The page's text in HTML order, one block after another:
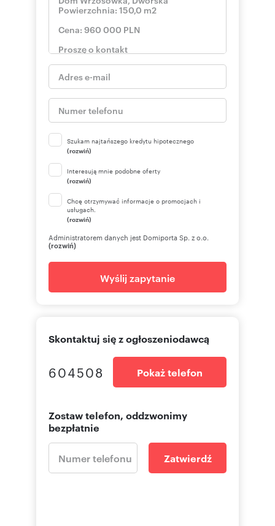
Szukam najtańszego kredytu hipotecznego
(rozwiń)
Interesują mnie podobne oferty
(rozwiń)
Chcę otrzymywać informacje o promocjach i
usługach.
(rozwiń)
Administratorem danych jest Domiporta Sp. z o.o.
(rozwiń)
Wyślij zapytanie
Skontaktuj się z ogłoszeniodawcą
604508 Pokaż telefon
Zostaw telefon, oddzwonimy
bezpłatnie
Zatwierdź